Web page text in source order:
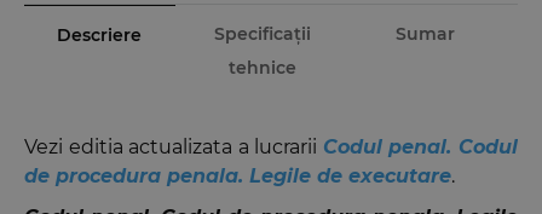
Descriere
Specificații
tehnice
Sumar
Vezi editia actualizata a lucrarii Codul penal. Codul
de procedura penala. Legile de executare.